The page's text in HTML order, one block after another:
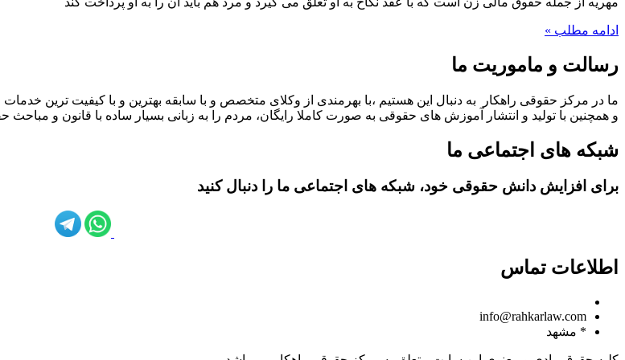
ادامه مطلب »
رسالت و ماموریت ما
ما در مرکز حقوقی راهکار به دنبال این هستیم ،با بهرمندی از وکلای متخصص و با سابقه بهترین و با کیفیت ترین خدمات
و همچنین با تولید و انتشار آموزش های حقوقی به صورت کاملا رایگان، مردم را به زبانی بسیار ساده با قانون و مباحث
شبکه های اجتماعی ما
برای افزایش دانش حقوقی خود، شبکه های اجتماعی ما را دنبال کنید
اطلاعات تماس
info@rahkarlaw.com
* مشهد